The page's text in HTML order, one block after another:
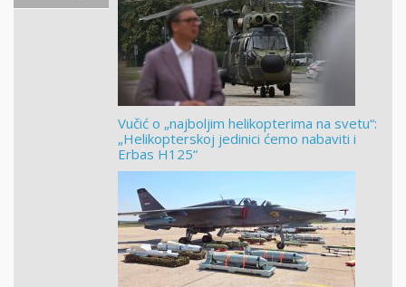
Vučić o „najboljim helikopterima na svetu“:
„Helikopterskoj jedinici ćemo nabaviti i
Erbas H125“